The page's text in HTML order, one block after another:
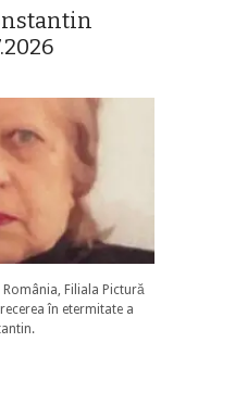
Filiala Pictură
în etermitate a